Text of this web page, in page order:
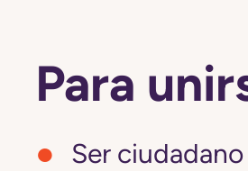
Para
Ser